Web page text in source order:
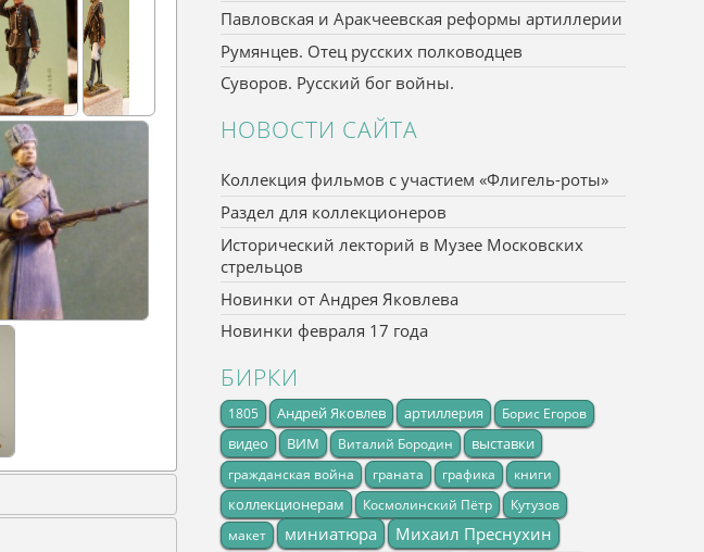
Павловская и Аракчеевская реформы артиллерии
Румянцев. Отец русских полководцев
Суворов. Русский бог войны.
НОВОСТИ САЙТА
Коллекция фильмов с участием «Флигель-роты»
Раздел для коллекционеров
Исторический лекторий в Музее Московских
стрельцов
Новинки от Андрея Яковлева
Новинки февраля 17 года
БИРКИ
1805 Андрей Яковлев артиллерия Борис Егоров
видео ВИМ Виталий Бородин выставки
гражданская война граната графика книги
коллекционерам Космолинский Пётр
Кутузов
макет
миниатюра Михаил Преснухин